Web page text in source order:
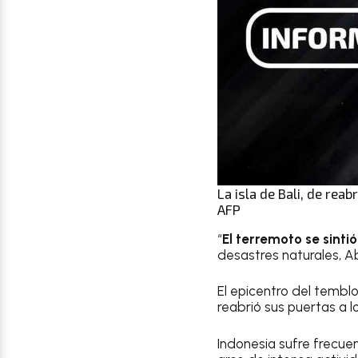
La isla de Bali, de
AFP
“El terremoto se
desastres naturales,
El epicentro del
reabrió sus puertas a
Indonesia sufre